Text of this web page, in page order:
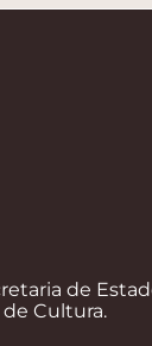
de
Cultura.